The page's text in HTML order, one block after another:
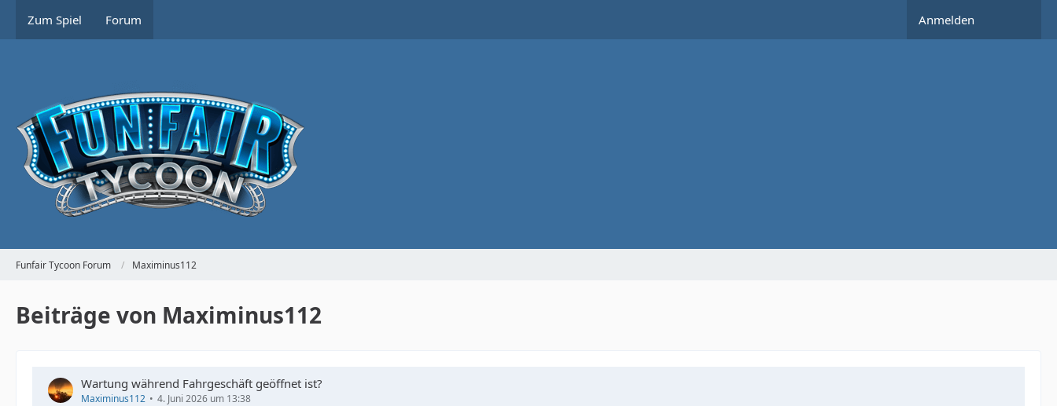
Zum Spiel Forum Anmelden
Funfair Tycoon Forum Maximinus112
Beiträge von Maximinus112
Wartung während Fahrgeschäft geöffnet ist?
Maximinus112 4. Juni 2026 um 13:38